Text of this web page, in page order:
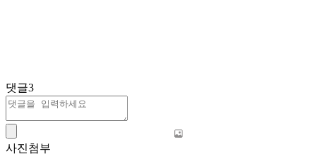
댓글3
사진첨부